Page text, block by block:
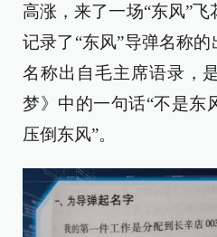
高涨，来了一场“东风”飞
记录了“东风”导弹名称
名称出自毛主席语录，
梦》中的一句话“不是东
压倒东风”。